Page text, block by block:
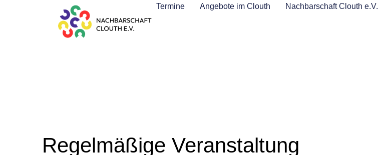
Termine Angebote im Clouth Nachbarschaft Clouth e.V.
Regelmäßige Veranstaltung